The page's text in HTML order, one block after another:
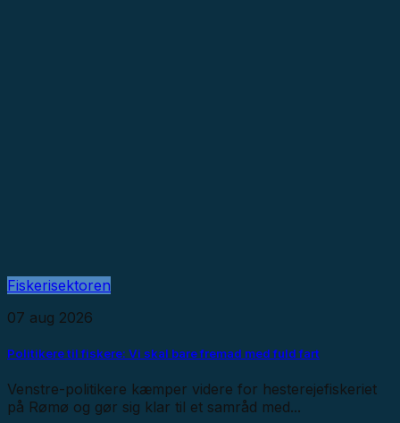
Fiskerisektoren
07 aug 2026
Politikere til fiskere: Vi skal bare fremad med fuld fart
Venstre-politikere kæmper videre for hesterejefiskeriet
på Rømø og gør sig klar til et samråd med...